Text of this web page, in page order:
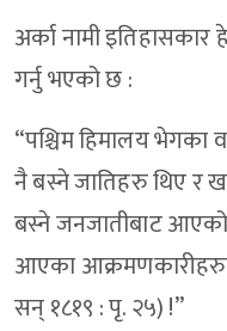
अर्का नामी इतिहासकार
गर्नु भएको छ :
“पश्चिम हिमालय भेगका
नै बस्ने जातिहरु थिए र
बस्ने जनजातीबाट
आएका
सन् १८१९ : पृ. २५) !”